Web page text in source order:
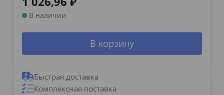
В наличии
В корзину
Быстрая доставка
Комплексная поставка